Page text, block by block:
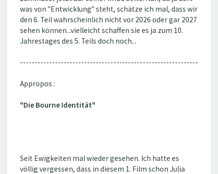
was von "Entwicklung" steht, schätze ich mal, dass wir
den 6. Teil wahrscheinlich nicht vor 2026 oder gar 2027
sehen können...vielleicht schaffen sie es ja zum 10.
Jahrestages des 5. Teils doch noch...
-------------------------------------------------------------
Appropos :
"Die Bourne Identität"
Seit Ewigkeiten mal wieder gesehen. Ich hatte es
völlig vergessen, dass in diesem 1. Film schon Julia